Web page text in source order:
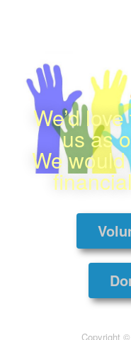
We’d
us as
We
Copyright